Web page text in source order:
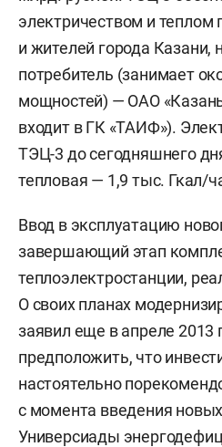
электричеством и теплом
и жителей города
потребитель (занимает
мощностей) — ОАО
входит в ГК «ТАИФ»).
ТЭЦ-3 до сегодняшнего
тепловая — 1,9 тыс. Гкал/
Ввод в эксплуатацию
завершающий этап
теплоэлектростанции,
О своих планах
заявил еще в апреле
предположить, что
настоятельно
с момента введения
Универсиады